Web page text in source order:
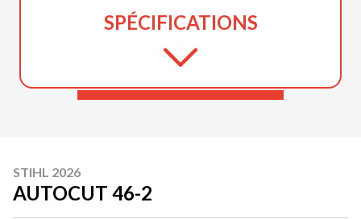
SPÉCIFICATIONS
STIHL 2026
AUTOCUT 46-2